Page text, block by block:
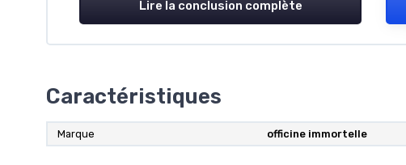
Lire la conclusion complète
Caractéristiques
Marque officine immortelle